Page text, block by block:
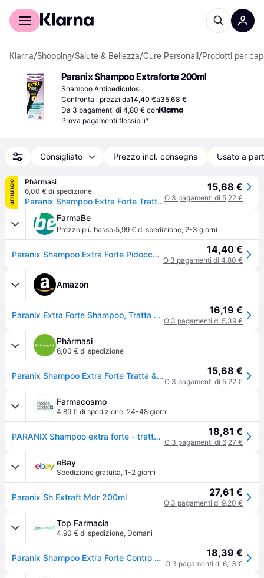
Per il tuo shopping
Klarna/Shopping/Salute & Bellezza/Cure Personali/Prodotti per
Paranix Shampoo Extraforte 200ml
Shampoo Antipediculosi
Confronta i prezzi da14,40 €a35,68 €
Da 3 pagamenti di 4,80 € con
Prova pagamenti flessibili*
Consigliato Prezzo incl. consegna Usato a
annuncio
Phàrmasi
6,00 € di spedizione
Paranix Shampoo Extra Forte Tratta & Previene Pidocchi E Lendini 200ml + Pettine
15,68 €
O 3 pagamenti di 5,22 €
FarmaBe
Prezzo più basso·5,99 € di spedizione, 2-3 giorni
Paranix Shampoo Extra Forte Pidocchi e Lendini Tratta Previene, 200ml + Pettine 14,40 €
O 3 pagamenti di 4,80 €
Amazon
Paranix Extra Forte Shampoo, Tratta e Previene, 200 ml 16,19 €
O 3 pagamenti di 5,39 €
Phàrmasi
6,00 € di spedizione
Paranix Shampoo Extra Forte Tratta & Previene Pidocchi E Lendini 200ml + Pettine 15,68 €
O 3 pagamenti di 5,22 €
Farmacosmo
4,89 € di spedizione, 24-48 giorni
PARANIX Shampoo extra forte - tratta e previene pidocchi e lendini 200 Ml 18,81 €
O 3 pagamenti di 6,27 €
eBay
Spedizione gratuita, 1-2 giorni
Paranix Sh Extraft Mdr 200ml 27,61 €
O 3 pagamenti di 9,20 €
Top Farmacia
4,90 € di spedizione, Domani
Paranix Shampoo Extra Forte Contro Pidocchi 200ml 18,39 €
O 3 pagamenti di 6,13 €